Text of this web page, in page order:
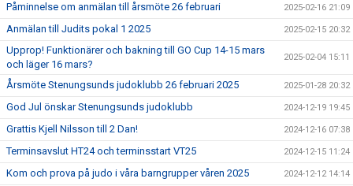
Påminnelse om anmälan till årsmöte 26 februari 2025-02-16 21:09
Anmälan till Judits pokal 1 2025 2025-02-15 20:32
Upprop! Funktionärer och bakning till GO Cup 14-15 mars
och läger 16 mars?
2025-02-04 15:11
Årsmöte Stenungsunds judoklubb 26 februari 2025 2025-01-28 20:32
God Jul önskar Stenungsunds judoklubb 2024-12-19 19:45
Grattis Kjell Nilsson till 2 Dan! 2024-12-16 07:38
Terminsavslut HT24 och terminsstart VT25 2024-12-15 11:24
Kom och prova på judo i våra barngrupper våren 2025 2024-12-12 14:14